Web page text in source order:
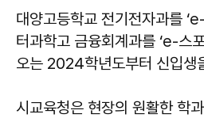
대양고등학교 전기전자과를
터과학고 금융회계과를 ‘e-스
오는 2024학년도부터 신입생
시교육청은 현장의 원활한 학